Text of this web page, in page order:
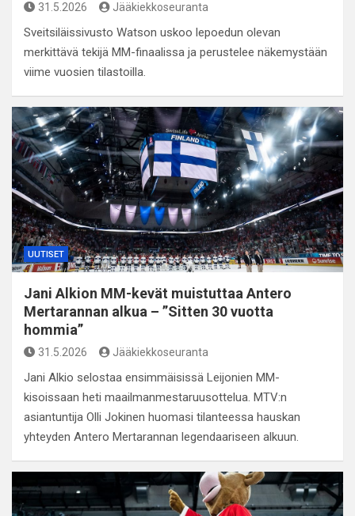
31.5.2026 Jääkiekkoseuranta
Sveitsiläissivusto Watson uskoo lepoedun olevan
merkittävä tekijä MM-finaalissa ja perustelee näkemystään
viime vuosien tilastoilla.
UUTISET
Jani Alkion MM-kevät muistuttaa Antero
Mertarannan alkua – ”Sitten 30 vuotta
hommia”
31.5.2026 Jääkiekkoseuranta
Jani Alkio selostaa ensimmäisissä Leijonien MM-
kisoissaan heti maailmanmestaruusottelua. MTV:n
asiantuntija Olli Jokinen huomasi tilanteessa hauskan
yhteyden Antero Mertarannan legendaariseen alkuun.